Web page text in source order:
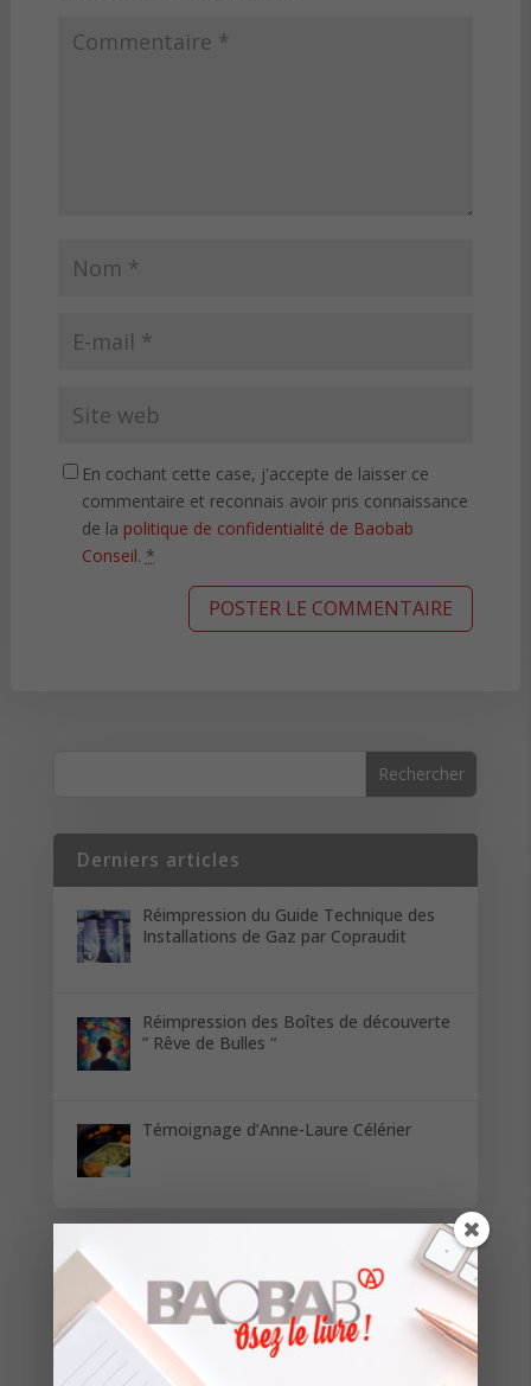
En cochant cette case, j'accepte de laisser ce
commentaire et reconnais avoir pris connaissance
de la politique de confidentialité de Baobab
Conseil. *
Derniers articles
Réimpression du Guide Technique des
Installations de Gaz par Copraudit
Réimpression des Boîtes de découverte
” Rêve de Bulles “
Témoignage d’Anne-Laure Célérier
Restez informés